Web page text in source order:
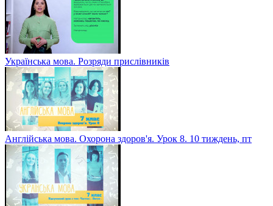
Українська мова. Розряди прислівників
Англійська мова. Охорона здоров'я. Урок 8. 10 тиждень, пт